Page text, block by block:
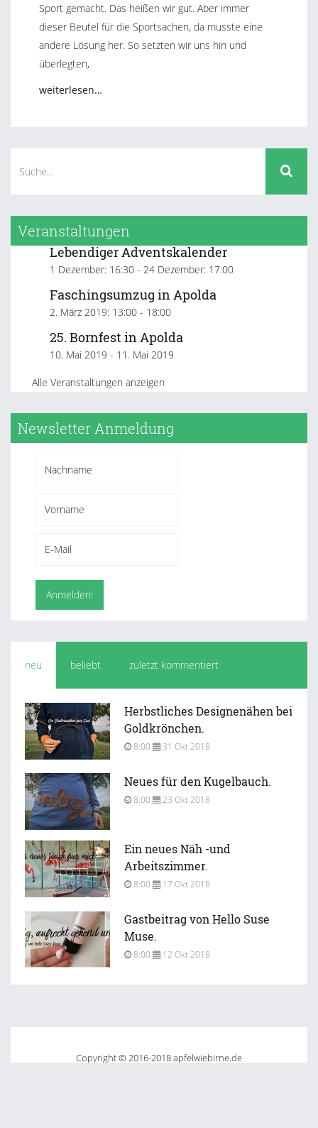
Sport gemacht. Das heißen wir gut. Aber immer
dieser Beutel für die Sportsachen, da musste eine
andere Lösung her. So setzten wir uns hin und
überlegten,
weiterlesen…
Veranstaltungen
Lebendiger Adventskalender
1 Dezember: 16:30 - 24 Dezember: 17:00
Faschingsumzug in Apolda
2. März 2019: 13:00 - 18:00
25. Bornfest in Apolda
10. Mai 2019 - 11. Mai 2019
Alle Veranstaltungen anzeigen
Newsletter Anmeldung
neu beliebt zuletzt kommentiert
Herbstliches Designenähen bei
Goldkrönchen.
8:00 31 Okt 2018
Neues für den Kugelbauch.
8:00 23 Okt 2018
Ein neues Näh -und
Arbeitszimmer.
8:00 17 Okt 2018
Gastbeitrag von Hello Suse
Muse.
8:00 12 Okt 2018
Copyright © 2016-2018 apfelwiebirne.de